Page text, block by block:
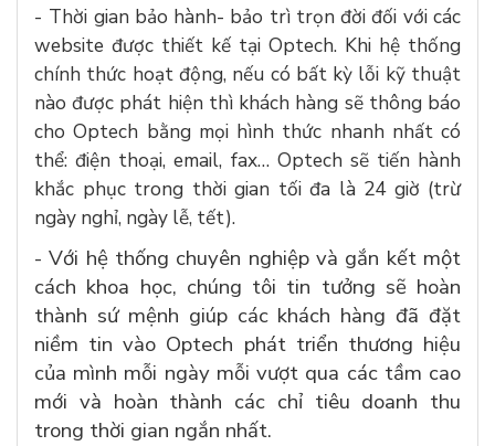
- Thời gian bảo hành- bảo trì trọn đời đối với các
website được thiết kế tại Optech. Khi hệ thống
chính thức hoạt động, nếu có bất kỳ lỗi kỹ thuật
nào được phát hiện thì khách hàng sẽ thông báo
cho Optech bằng mọi hình thức nhanh nhất có
thể: điện thoại, email, fax… Optech sẽ tiến hành
khắc phục trong thời gian tối đa là 24 giờ (trừ
ngày nghỉ, ngày lễ, tết).
-Với hệ thống chuyên nghiệp và gắn kết một
cách khoa học, chúng tôi tin tưởng sẽ hoàn
thành sứ mệnh giúp các khách hàng đã đặt
niềm tin vào Optech phát triển thương hiệu
của mình mỗi ngày mỗi vượt qua các tầm cao
mới và hoàn thành các chỉ tiêu doanh thu
trong thời gian ngắn nhất.